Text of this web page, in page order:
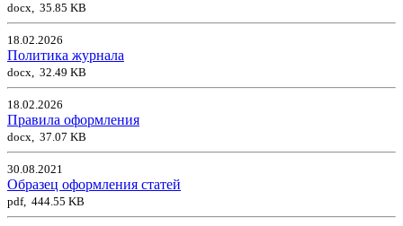
docx, 35.85 KB
18.02.2026
Политика журнала
docx, 32.49 KB
18.02.2026
Правила оформления
docx, 37.07 KB
30.08.2021
Образец оформления статей
pdf, 444.55 KB